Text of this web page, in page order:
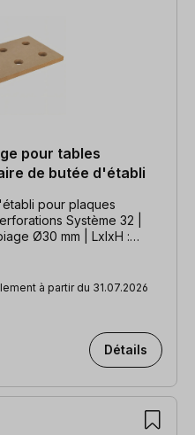
pour tables
de butée d'établi
pour plaques
Système 32 |
Ø30 mm | LxlxH :
à partir du 31.07.2026
Détails